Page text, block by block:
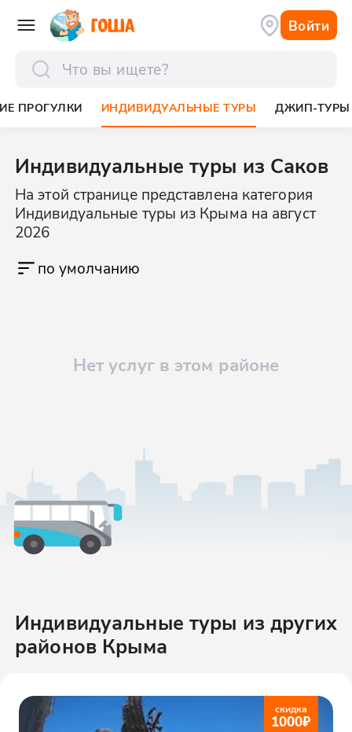
Войти
ПРОГУЛКИ ИНДИВИДУАЛЬНЫЕ ТУРЫ ДЖИП-ТУРЫ
Индивидуальные туры из Саков
На этой странице представлена категория
Индивидуальные туры из Крыма на август
2026
по умолчанию
Нет услуг в этом районе
Индивидуальные туры из других
районов Крыма
скидка
1000₽